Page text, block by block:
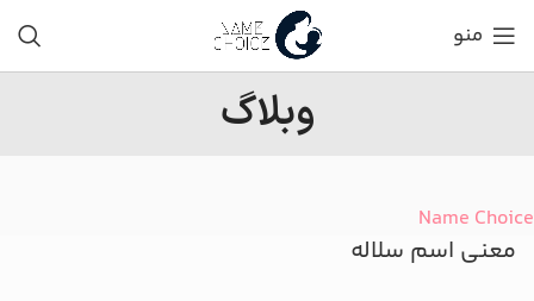
منو
وبلاگ
Name Choice
معنی اسم سلاله